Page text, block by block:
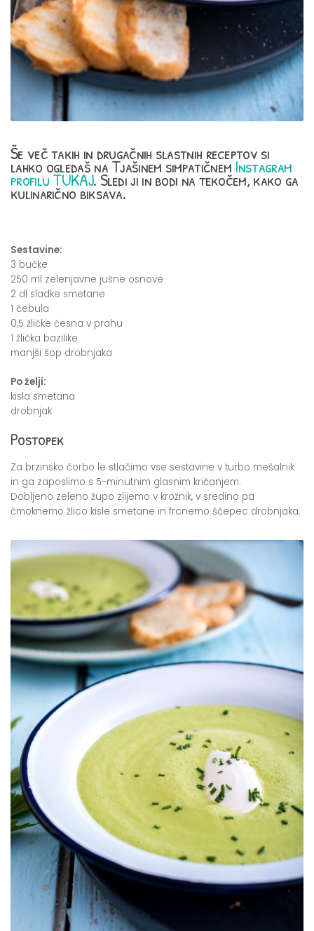
Še več takih in drugačnih slastnih receptov si
lahko ogledaš na Tjašinem simpatičnemInstagram
profilu TUKAJ. Sledi ji in bodi na tekočem, kako ga
kulinarično biksava.
Sestavine:
3 bučke
250 ml zelenjavne jušne osnove
2 dl sladke smetane
1 čebula
0,5 žličke česna v prahu
1 žlička bazilike
manjši šop drobnjaka
Po želji:
kisla smetana
drobnjak
Postopek
Za brzinsko čorbo le stlačimo vse sestavine v turbo mešalnik
in ga zaposlimo s 5-minutnim glasnim kričanjem.
Dobljeno zeleno župo zlijemo v krožnik, v sredino pa
čmoknemo žlico kisle smetane in frcnemo ščepec drobnjaka.